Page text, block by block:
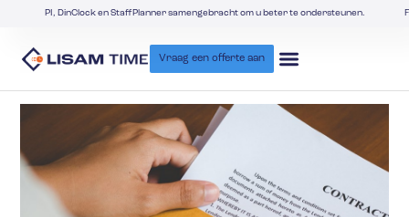
PI, DinClock en StaffPlanner samengebracht om u beter te ondersteunen.
Vraag een offerte aan